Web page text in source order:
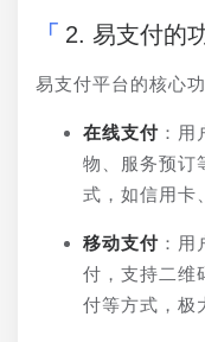
2. 易支付的
易支付平台的核心
在线支付 ：
物、服务预订
式，如信用卡
移动支付 ：
付，支持二维
付等方式，极